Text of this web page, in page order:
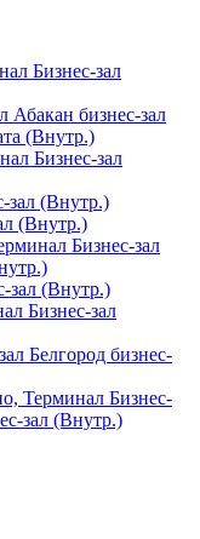
Бизнес-зал
Абакан бизнес-зал
(Внутр.)
Бизнес-зал
зал (Внутр.)
(Внутр.)
Бизнес-зал
зал (Внутр.)
Бизнес-зал
Белгород бизнес-
Терминал Бизнес-
зал (Внутр.)